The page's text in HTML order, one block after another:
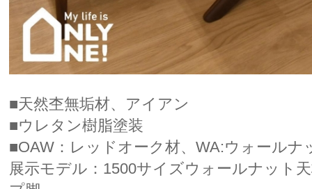
■天然杢無垢材、アイアン
■ウレタン樹脂塗装
■OAW：レッドオーク材、WA:ウォールナ
展示モデル：1500サイズウォールナット